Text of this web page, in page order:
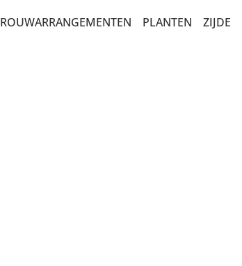
ROUWARRANGEMENTEN PLANTEN ZIJDE